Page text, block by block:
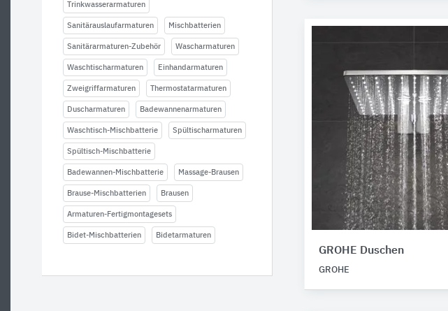
Trinkwasserarmaturen
Sanitärauslaufarmaturen Mischbatterien
Sanitärarmaturen-Zubehör Wascharmaturen
Waschtischarmaturen Einhandarmaturen
Zweigriffarmaturen Thermostatarmaturen
Duscharmaturen Badewannenarmaturen
Waschtisch-Mischbatterie Spültischarmaturen
Spültisch-Mischbatterie
Badewannen-Mischbatterie Massage-Brausen
Brause-Mischbatterien Brausen
Armaturen-Fertigmontagesets
Bidet-Mischbatterien Bidetarmaturen
GROHE Duschen
GROHE